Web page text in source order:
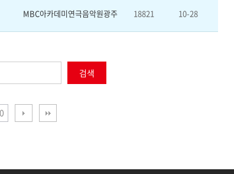
MBC아카데미연극음악원광주 18821 10-28
검색